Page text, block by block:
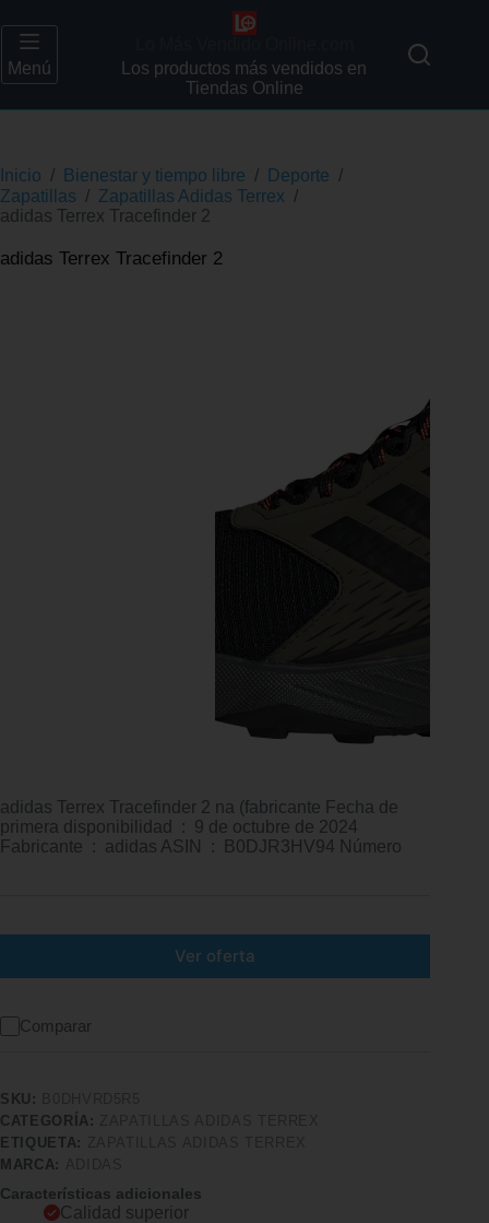
Menú
Los productos más vendidos en
Tiendas Online
Inicio / Bienestar y tiempo libre / Deporte /
Zapatillas / Zapatillas Adidas Terrex /
adidas Terrex Tracefinder 2
adidas Terrex Tracefinder 2
adidas Terrex Tracefinder 2 na (fabricante Fecha de
primera disponibilidad ‏ : ‎ 9 de octubre de 2024
Fabricante ‏ : ‎ adidas ASIN ‏ : ‎ B0DJR3HV94 Número
Ver oferta
Comparar
SKU:
CATEGORÍA:
ETIQUETA:
MARCA:
Características adicionales
Calidad superior